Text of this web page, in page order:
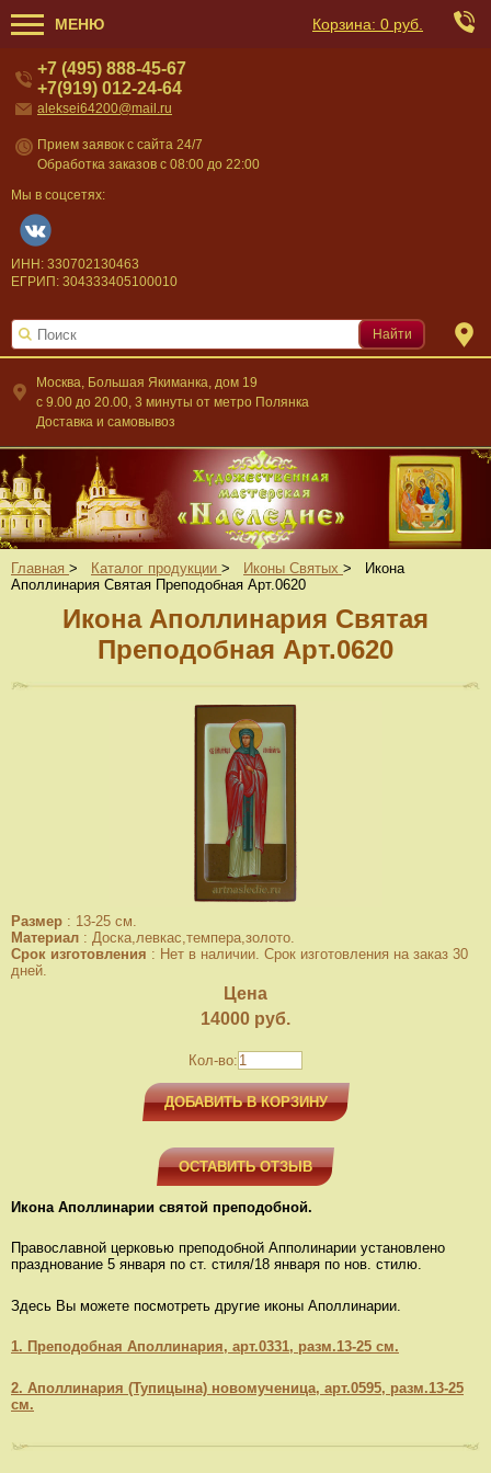
МЕНЮ Корзина: 0 руб.
Москва, Большая Якиманка, дом 19
c 9.00 до 20.00, 3 минуты от метро Полянка
Доставка и самовывоз
+7 (495) 888-45-67
+7(919) 012-24-64
aleksei64200@mail.ru
Прием заявок с сайта 24/7
Обработка заказов с 08:00 до 22:00
Мы в соцсетях:
ИНН: 330702130463
ЕГРИП: 304333405100010
Найти
Главная > Каталог продукции > Иконы Святых >
Икона
Аполлинария Святая Преподобная Арт.0620
Икона Аполлинария Святая
Преподобная Арт.0620
Размер : 13-25 см.
Материал : Доска,левкас,темпера,золото.
Срок изготовления : Нет в наличии. Срок изготовления на заказ 30
дней.
Цена
14000 руб.
Кол-во:
ДОБАВИТЬ В КОРЗИНУ
ОСТАВИТЬ ОТЗЫВ
Икона Аполлинарии святой преподобной.
Православной церковью преподобной Апполинарии установлено
празднование 5 января по ст. стиля/18 января по нов. стилю.
Здесь Вы можете посмотреть другие иконы Аполлинарии.
1. Преподобная Аполлинария, арт.0331, разм.13-25 см.
2. Аполлинария (Тупицына) новомученица, арт.0595, разм.13-25
см.